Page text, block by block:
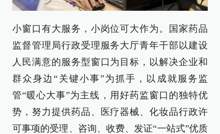
小窗口有大服务，小岗位可大作为。国家药品
监督管理局行政受理服务大厅青年干部以建设
人民满意的服务型窗口为目标，以解决企业和
群众身边“关键小事”为抓手，以成就服务监
管“暖心大事”为主线，用好药监窗口的独特优
势，努力提供药品、医疗器械、化妆品行政许
可事项的受理、咨询、收费、发证“一站式”优质